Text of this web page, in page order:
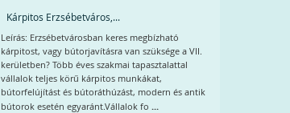
Kárpitos Erzsébetváros,...
Leírás: Erzsébetvárosban keres megbízható
kárpitost, vagy bútorjavításra van szüksége a VII.
kerületben? Több éves szakmai tapasztalattal
vállalok teljes körű kárpitos munkákat,
bútorfelújítást és bútoráthúzást, modern és antik
bútorok esetén egyaránt.Vállalok fo ...